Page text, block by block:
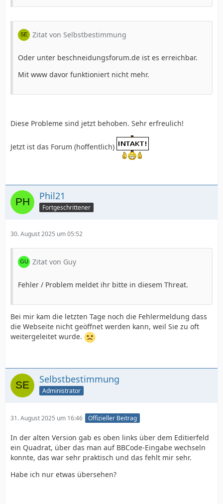
Zitat von Selbstbestimmung
Oder unter beschneidungsforum.de ist es erreichbar.
Mit www davor funktioniert nicht mehr.
Diese Probleme sind jetzt behoben. Sehr erfreulich!
Jetzt ist das Forum (hoffentlich)
Phil21
Fortgeschrittener
30. August 2025 um 05:52
Zitat von Guy
Fehler / Problem meldet ihr bitte in diesem Threat.
Bei mir kam die letzten Tage noch die Fehlermeldung dass
die Webseite nicht geöffnet werden kann, weil Sie zu oft
weitergeleitet wurde.
Selbstbestimmung
Administrator
31. August 2025 um 16:46 Offizieller Beitrag
In der alten Version gab es oben links über dem Editierfeld
ein Quadrat, über das man auf BBCode-Eingabe wechseln
konnte, das war sehr praktisch und das fehlt mir sehr.
Habe ich nur etwas übersehen?